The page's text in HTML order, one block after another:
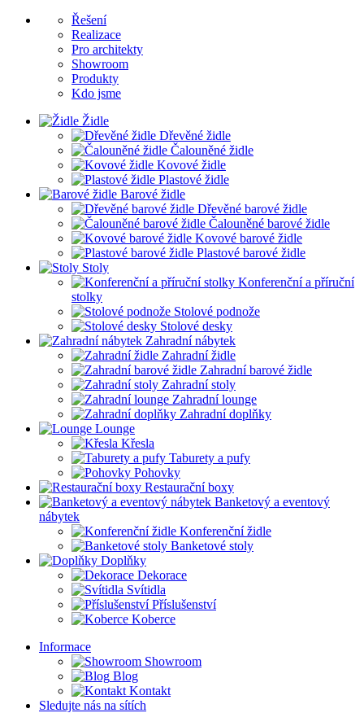
Řešení
Realizace
Pro architekty
Showroom
Produkty
Kdo jsme
Židle
Dřevěné židle
Čalouněné židle
Kovové židle
Plastové židle
Barové židle
Dřevěné barové židle
Čalouněné barové židle
Kovové barové židle
Plastové barové židle
Stoly
Konferenční a příruční
stolky
Stolové podnože
Stolové desky
Zahradní nábytek
Zahradní židle
Zahradní barové židle
Zahradní stoly
Zahradní lounge
Zahradní doplňky
Lounge
Křesla
Taburety a pufy
Pohovky
Restaurační boxy
Banketový a eventový
nábytek
Konferenční židle
Banketové stoly
Doplňky
Dekorace
Svítidla
Příslušenství
Koberce
Informace
Showroom
Blog
Kontakt
Sledujte nás na sítích